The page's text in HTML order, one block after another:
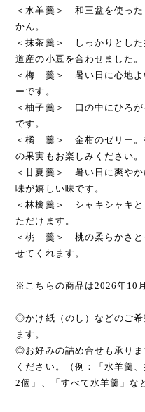
＜水羊羹＞ 和三盆を使った
かん。
＜抹茶羹＞ しっかりとした
道産の小豆を合わせました。
＜梅 羹＞ 暑い日に心地よ
ーです。
＜柚子羹＞ 口の中にひろが
です。
＜橘 羹＞ 金柑のゼリー。
の果実もお楽しみください。
＜甘夏羹＞ 暑い日に爽やか
味が嬉しい味です。
＜林檎羹＞ シャキシャキと
ただけます。
＜桃 羹＞ 桃の柔らかさと
せてくれます。
※こちらの商品は2026年10
◎かけ紙（のし）などのご希
ます。
◎お好みの詰め合せも承りま
ください。（例：「水羊羹
2個」、「すべて水羊羹」な